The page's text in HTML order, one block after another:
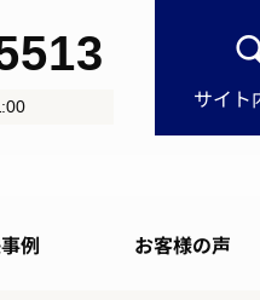
サイト
例 お客様の声